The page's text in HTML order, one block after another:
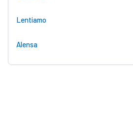
Lentiamo
Alensa